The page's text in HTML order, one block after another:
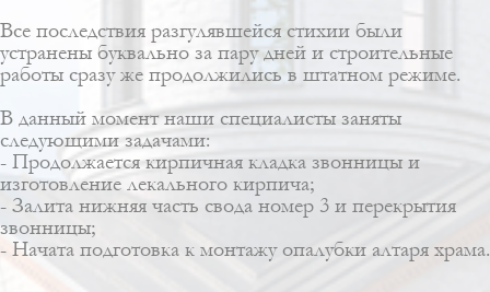
Все последствия разгулявшейся стихии были
устранены буквально за пару дней и строительные
работы сразу же продолжились в штатном режиме.
В данный момент наши специалисты заняты
следующими задачами:
- Продолжается кирпичная кладка звонницы и
изготовление лекального кирпича;
- Залита нижняя часть свода номер 3 и перекрытия
звонницы;
- Начата подготовка к монтажу опалубки алтаря храма.